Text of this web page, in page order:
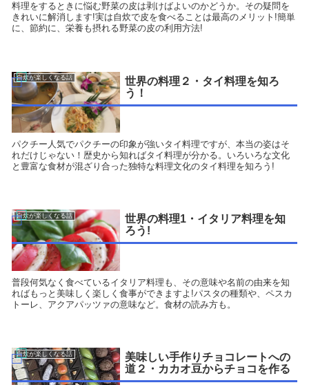
料理をするときに悩む野菜の皮は剥けばよいのかどうか。その疑問を
きれいに解消します!実は自炊で皮を食べることは最高のメリット!簡単
に、節約に、栄養も摂れる野菜の皮の利用方法!
自炊が楽しくなる話
世界の料理２・タイ料理を知ろ
う！
パクチー人気でパクチーの印象が強いタイ料理ですが、本当の姿はそ
れだけじゃない！歴史から知ればタイ料理が分かる。いろいろな文化
と豊富な食材が混ざり合った独特な料理文化のタイ料理を知ろう!
自炊が楽しくなる話
世界の料理1・イタリア料理を知
ろう!
普段何気なく食べているイタリア料理も、その意味や名前の由来を知
ればもっと美味しく楽しく食事ができますよ!パスタの種類や、ペスカ
トーレ、アクアパッツァの意味など。食材の読み方も。
自炊が楽しくなる話
美味しい手作りチョコレートへの
道２・カカオ豆からチョコを作る